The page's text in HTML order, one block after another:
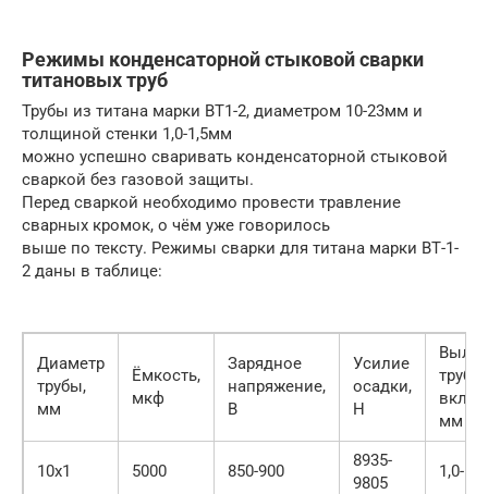
Режимы конденсаторной стыковой сварки
титановых труб
Трубы из титана марки ВТ1-2, диаметром 10-23мм и
толщиной стенки 1,0-1,5мм
можно успешно сваривать конденсаторной стыковой
сваркой без газовой защиты.
Перед сваркой необходимо провести травление
сварных кромок, о чём уже говорилось
выше по тексту. Режимы сварки для титана марки ВТ-1-
2 даны в таблице:
Диаметр
трубы,
мм
Ёмкость,
мкф
Зарядное
напряжение,
В
Усилие
осадки,
Н
Вылет
мм
10х1 5000 850-900
8935-
9805
1,0-1,5